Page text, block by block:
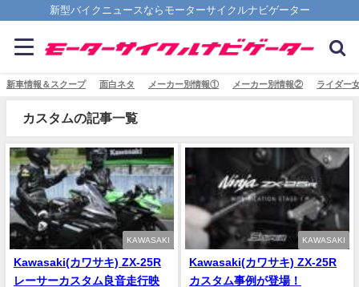
新型バイクニュースならモーターサイクルナビゲーター
新車情報＆スクープ 面白ネタ メーカー別情報① メーカー別情報② ライダー
カスタムの記事一覧
KAWASAKI
Kawasaki(カワサキ) ZX-25R
レーサーカスタム良音走行映
KAWASAKI
Kawasaki(カワサキ) ZX-25R
カスタム事例が登場！